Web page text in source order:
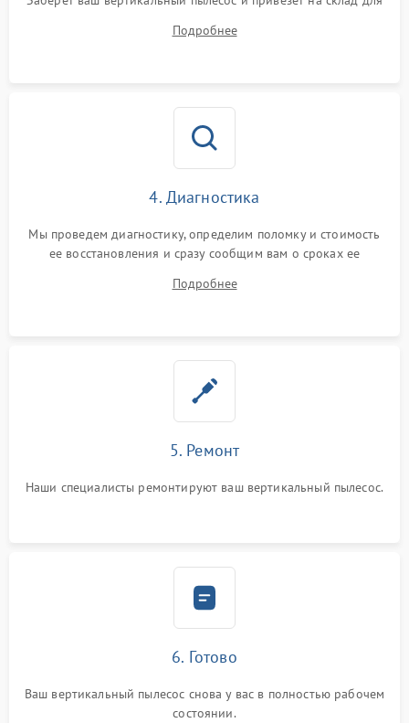
Подробнее
4. Диагностика
Мы проведем диагностику, определим поломку и стоимость
ее восстановления и сразу сообщим вам о сроках ее
Подробнее
5. Ремонт
Наши специалисты ремонтируют ваш вертикальный пылесос.
6. Готово
Ваш вертикальный пылесос снова у вас в полностью рабочем
состоянии.